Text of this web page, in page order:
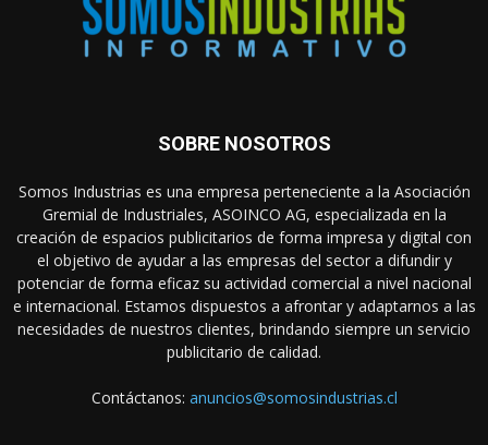
SOBRE NOSOTROS
Somos Industrias es una empresa perteneciente a la Asociación
Gremial de Industriales, ASOINCO AG, especializada en la
creación de espacios publicitarios de forma impresa y digital con
el objetivo de ayudar a las empresas del sector a difundir y
potenciar de forma eficaz su actividad comercial a nivel nacional
e internacional. Estamos dispuestos a afrontar y adaptarnos a las
necesidades de nuestros clientes, brindando siempre un servicio
publicitario de calidad.
Contáctanos: anuncios@somosindustrias.cl